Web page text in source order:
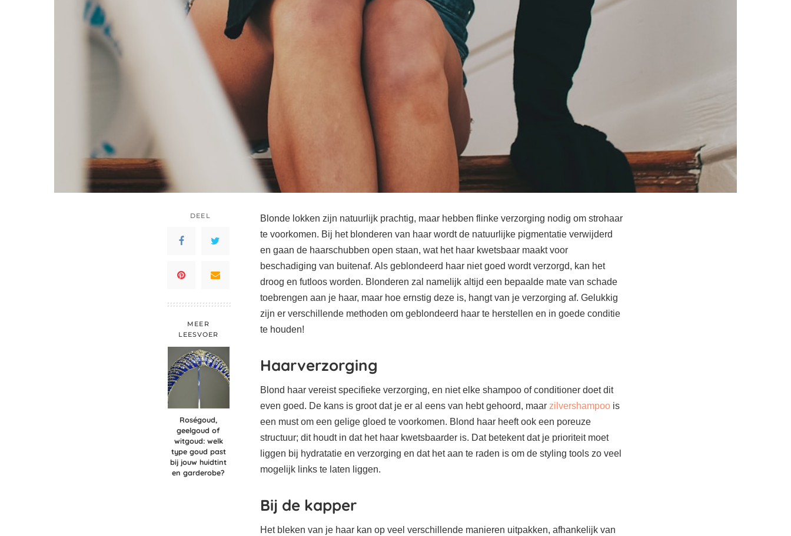
DEEL
MEER
LEESVOER
Roségoud,
geelgoud of
witgoud: welk
type goud past
bij jouw huidtint
en garderobe?
Blonde lokken zijn natuurlijk prachtig, maar hebben flinke verzorging nodig om strohaar
te voorkomen. Bij het blonderen van haar wordt de natuurlijke pigmentatie verwijderd
en gaan de haarschubben open staan, wat het haar kwetsbaar maakt voor
beschadiging van buitenaf. Als geblondeerd haar niet goed wordt verzorgd, kan het
droog en futloos worden. Blonderen zal namelijk altijd een bepaalde mate van schade
toebrengen aan je haar, maar hoe ernstig deze is, hangt van je verzorging af. Gelukkig
zijn er verschillende methoden om geblondeerd haar te herstellen en in goede conditie
te houden!
Haarverzorging
Blond haar vereist specifieke verzorging, en niet elke shampoo of conditioner doet dit
even goed. De kans is groot dat je er al eens van hebt gehoord, maar zilvershampoo is
een must om een gelige gloed te voorkomen. Blond haar heeft ook een poreuze
structuur; dit houdt in dat het haar kwetsbaarder is. Dat betekent dat je prioriteit moet
liggen bij hydratatie en verzorging en dat het aan te raden is om de styling tools zo veel
mogelijk links te laten liggen.
Bij de kapper
Het bleken van je haar kan op veel verschillende manieren uitpakken, afhankelijk van